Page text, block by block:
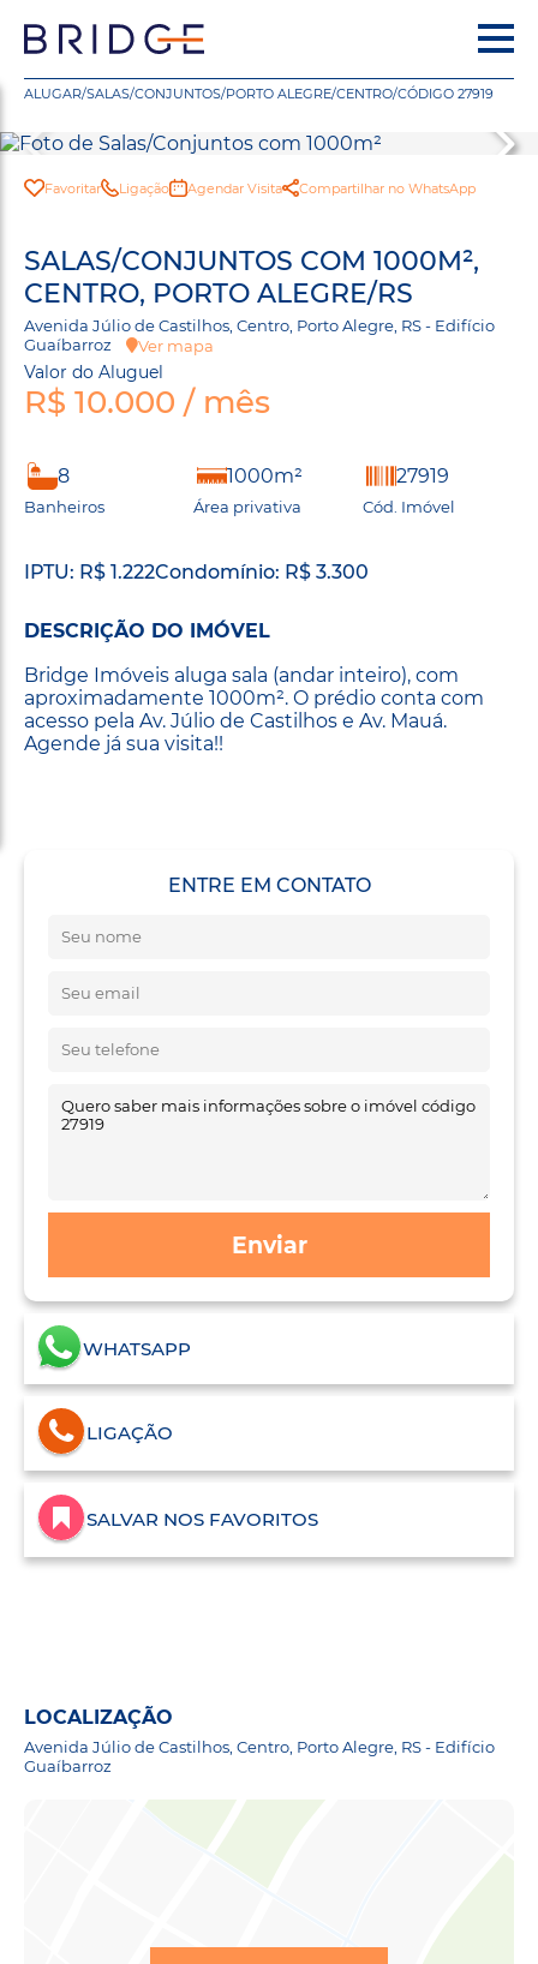
ALUGAR/SALAS/CONJUNTOS/PORTO ALEGRE/CENTRO/CÓDIGO 27919
Favoritar Ligação Agendar Visita Compartilhar no WhatsApp
SALAS/CONJUNTOS COM 1000M²,
CENTRO, PORTO ALEGRE/RS
Avenida Júlio de Castilhos, Centro, Porto Alegre, RS - Edifício
Guaíbarroz
Ver mapa
Valor do Aluguel
R$ 10.000 / mês
8
Banheiros
1000m²
Área privativa
27919
Cód. Imóvel
IPTU: R$ 1.222Condomínio: R$ 3.300
DESCRIÇÃO DO IMÓVEL
Bridge Imóveis aluga sala (andar inteiro), com
aproximadamente 1000m². O prédio conta com
acesso pela Av. Júlio de Castilhos e Av. Mauá.
Agende já sua visita!!
ENTRE EM CONTATO
Enviar
WHATSAPP
LIGAÇÃO
SALVAR NOS FAVORITOS
LOCALIZAÇÃO
Avenida Júlio de Castilhos, Centro, Porto Alegre, RS - Edifício
Guaíbarroz